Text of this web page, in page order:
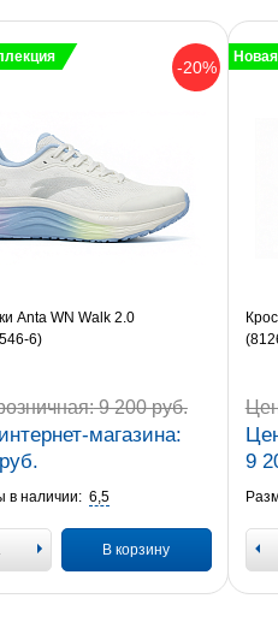
-20%
Anta WN Walk 2.0
6)
9 200 руб.
магазина:
в наличии: 6,5
В корзину
9